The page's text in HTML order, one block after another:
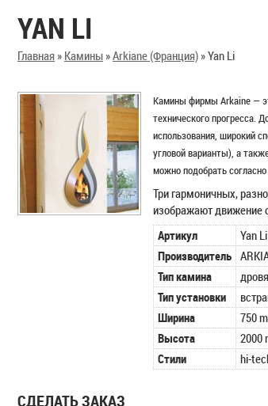
YAN LI
Главная» Камины»Arkiane (Франция)»Yan Li
Камины фирмы Arkaine —
технического прогресса.
использования, широкий
угловой варианты), а
можно подобрать согласно
Три гармоничных,
изображают движение
Артикул
Yan Li
Производитель
Тип камина
Тип установки
Ширина
750
Высота
2000
Стили
hi-
СДЕЛАТЬ ЗАКАЗ